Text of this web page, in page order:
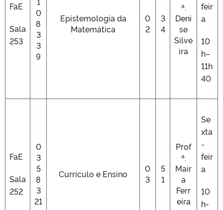
FaE
Sala
253
0
8
3
3
9
Epistemologia da
Matemática
0
2
3
4
ª.
Deni
se
Silve
ira
feir
a
10
h–
11h
40
FaE
Sala
252
0
3
5
8
3
21
Currículo e Ensino
0
3
5
1
Prof
ª.
Mair
a
Ferr
eira
Se
xta
-
feir
a
10
h-